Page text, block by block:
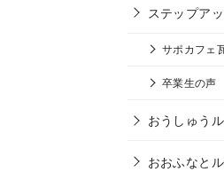
ステップア
サポカフェ
卒業生の声
おうしゅう
おおふなと